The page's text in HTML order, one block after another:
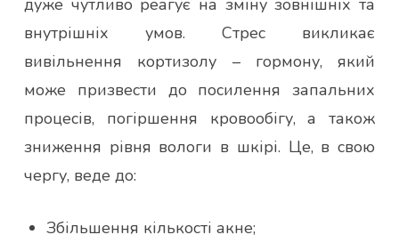
дуже чутливо реагує на зміну зовнішніх та
внутрішніх умов. Стрес викликає
вивільнення кортизолу – гормону, який
може призвести до посилення запальних
процесів, погіршення кровообігу, а також
зниження рівня вологи в шкірі. Це, в свою
чергу, веде до:
Збільшення кількості акне;